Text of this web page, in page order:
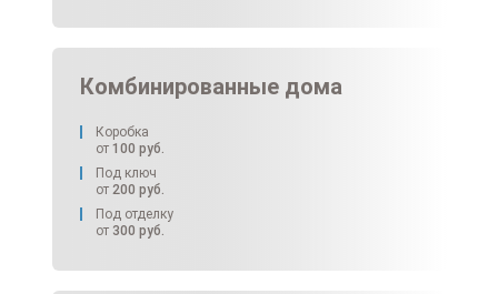
Комбинированные дома
Коробка
от 100 руб.
Под ключ
от 200 руб.
Под отделку
от 300 руб.